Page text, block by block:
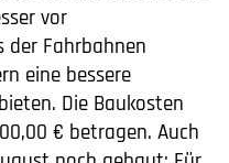
vor
der Fahrbahnen
eine bessere
Die Baukosten
€ betragen. Auch